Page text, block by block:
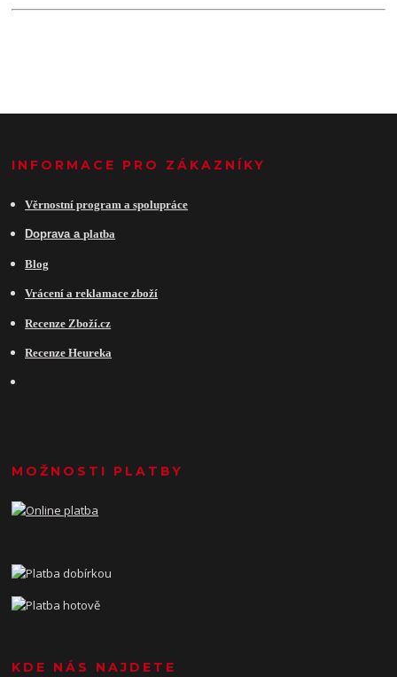
INFORMACE PRO ZÁKAZNÍKY
Věrnostní program a spolupráce
Doprava aplatba
Blog
Vrácení a reklamace zboží
Recenze Zboží.cz
Recenze Heureka
MOŽNOSTI PLATBY
KDE NÁS NAJDETE